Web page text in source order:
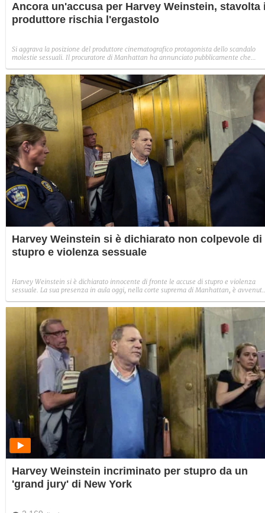
Ancora un'accusa per Harvey Weinstein, stavolta
produttore rischia l'ergastolo
Si aggrava la posizione del produttore cinematografico protagonista dello scandalo
molestie sessuali. Il procuratore di Manhattan ha annunciato pubblicamente che
Così rischierebbe dai dieci anni di reclusione all'ergastolo.
Harvey Weinstein si è dichiarato non colpevole di
stupro e violenza sessuale
Harvey Weinstein si è dichiarato innocente di fronte le accuse di stupro e violenza
sessuale. La sua presenza in aula oggi, nella corte suprema di Manhattan, è avvenuta
casi specifici di molestie e abusi.
Harvey Weinstein incriminato per stupro da un
'grand jury' di New York